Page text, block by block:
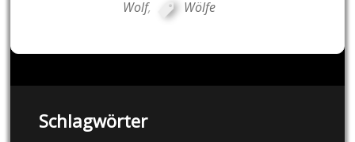
Wolf, Wölfe
Schlagwörter